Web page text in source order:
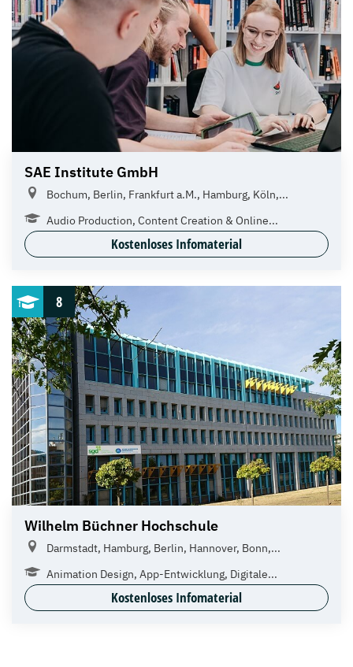
SAE Institute GmbH
Bochum, Berlin, Frankfurt a.M., Hamburg, Köln,...
Audio Production, Content Creation & Online...
Kostenloses Infomaterial
8
Wilhelm Büchner Hochschule
Darmstadt, Hamburg, Berlin, Hannover, Bonn,...
Animation Design, App-Entwicklung, Digitale...
Kostenloses Infomaterial